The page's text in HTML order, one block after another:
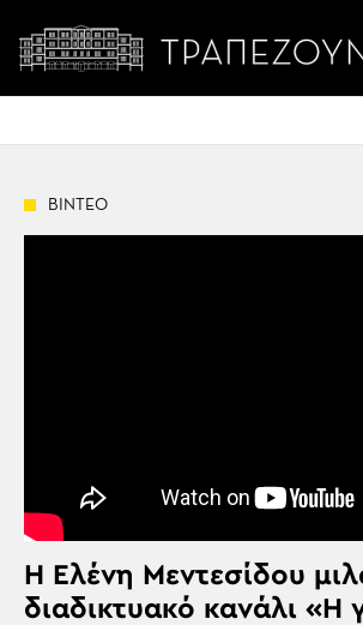
ΒΙΝΤΕΟ
H Ελένη Μεντεσίδου
διαδικτυακό κανάλι «Η